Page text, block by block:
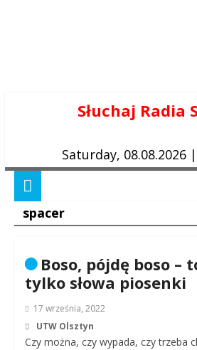
Słuchaj Radia
Saturday, 08.08.2026 |
spacer
Boso, pójdę boso –
tylko słowa piosenki
17 września, 2022
UTW Olsztyn
Czy można, czy wypada, czy trzeba